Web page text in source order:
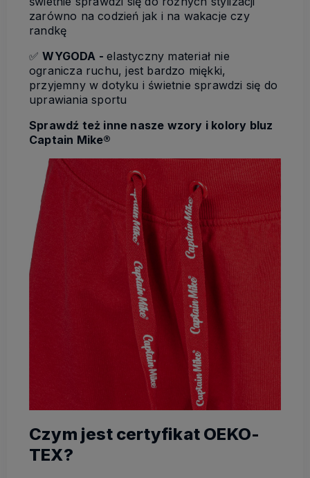
zarówno na codzień jak i na wakacje czy
randkę
✅WYGODA -elastyczny materiał nie
ogranicza ruchu, jest bardzo miękki,
przyjemny w dotyku i świetnie sprawdzi się do
uprawiania sportu
Sprawdź też inne nasze wzory i kolory bluz
Captain Mike®
Czym jest certyfikat OEKO-
TEX?